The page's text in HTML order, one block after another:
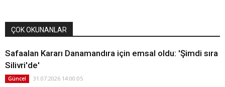
ÇOK OKUNANLAR
Safaalan Kararı Danamandıra için emsal oldu: 'Şimdi sıra
Silivri'de'
Güncel 31.07.2026 14:00:05